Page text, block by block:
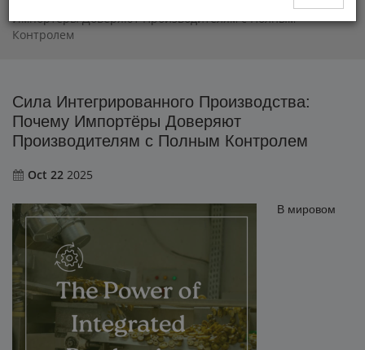
Импортёры Доверяют Производителям с Полным
Контролем
Сила Интегрированного Производства:
Почему Импортёры Доверяют
Производителям с Полным Контролем
Oct 22 2025
В мировом